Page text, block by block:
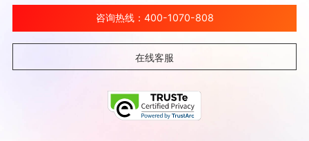
咨询热线：400-1070-808
在线客服